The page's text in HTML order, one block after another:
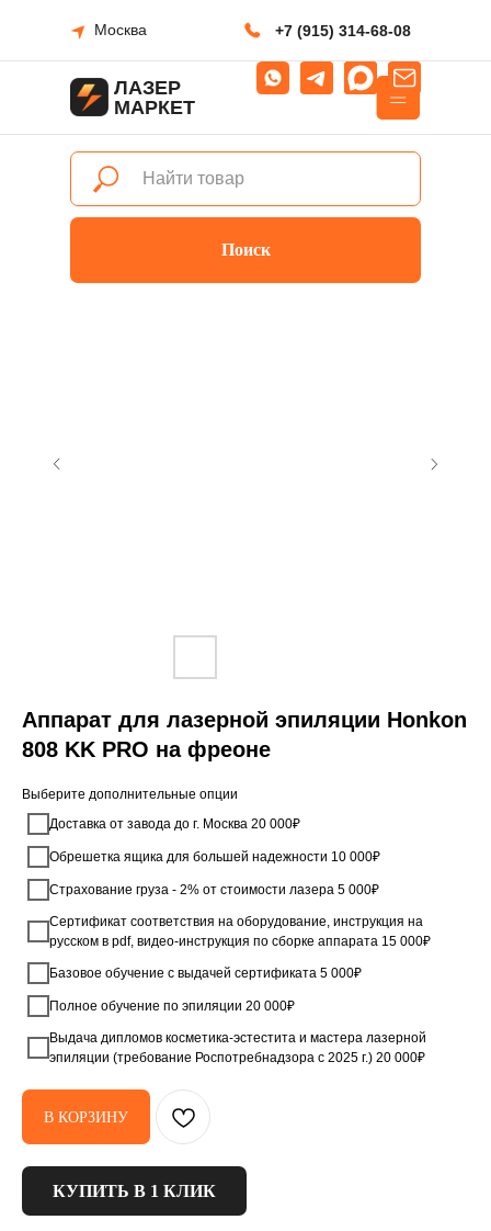
Поиск
ЛАЗЕР
МАРКЕТ
Москва +7 (915) 314-68-08
Аппарат для лазерной эпиляции Honkon
808 KK PRO на фреоне
Выберите дополнительные опции
Доставка от завода до г. Москва 20 000₽
Обрешетка ящика для большей надежности 10 000₽
Страхование груза - 2% от стоимости лазера 5 000₽
Сертификат соответствия на оборудование, инструкция на
русском в pdf, видео-инструкция по сборке аппарата 15 000₽
Базовое обучение с выдачей сертификата 5 000₽
Полное обучение по эпиляции 20 000₽
Выдача дипломов косметика-эстестита и мастера лазерной
эпиляции (требование Роспотребнадзора с 2025 г.) 20 000₽
В КОРЗИНУ
КУПИТЬ В 1 КЛИК